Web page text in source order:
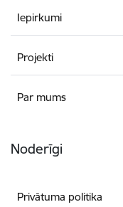
Iepirkumi
Projekti
Par mums
Noderīgi
Privātuma politika